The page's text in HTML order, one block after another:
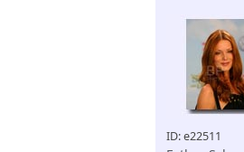
ID: e22511